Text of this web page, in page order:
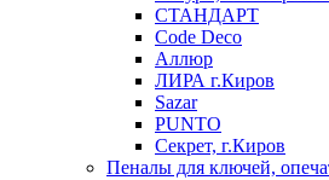
СТАНДАРТ
Code Deco
Аллюр
ЛИРА г.Киров
Sazar
PUNTO
Секрет, г.Киров
Пеналы для ключей,